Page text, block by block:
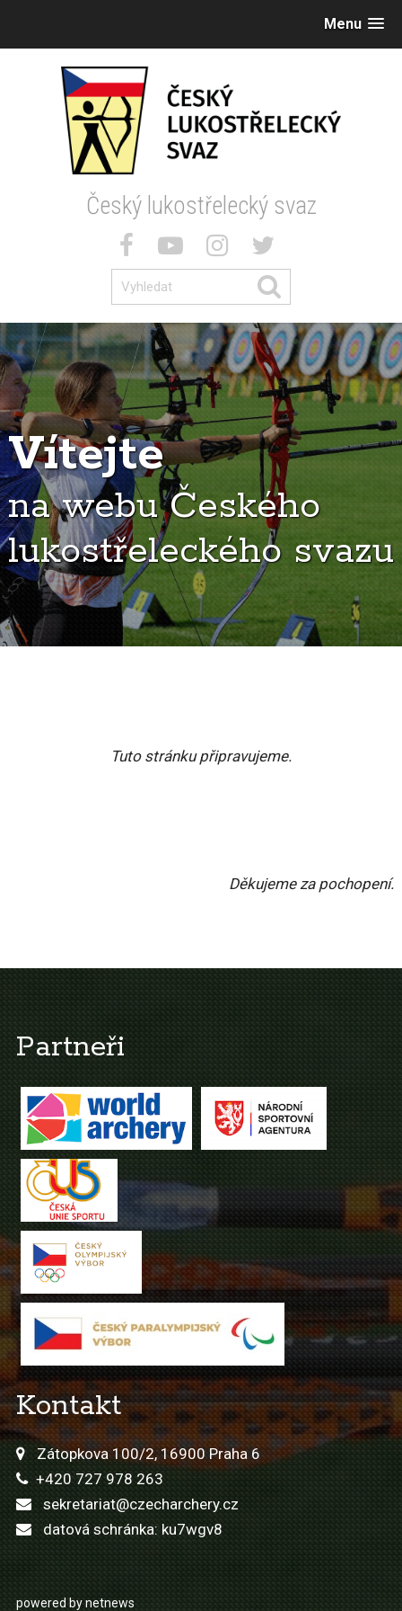
Menu
Český lukostřelecký svaz
Vítejte
na webu Českého
lukostřeleckého svazu
Tuto stránku připravujeme.
Děkujeme za pochopení.
Partneři
Kontakt
Zátopkova 100/2, 16900 Praha 6
+420 727 978 263
sekretariat@czecharchery.cz
datová schránka: ku7wgv8
powered by netnews